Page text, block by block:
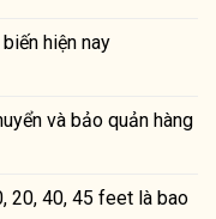
hiện nay
và bảo quản hàng
20, 40, 45 feet là bao